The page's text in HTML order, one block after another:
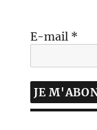
E-mail *